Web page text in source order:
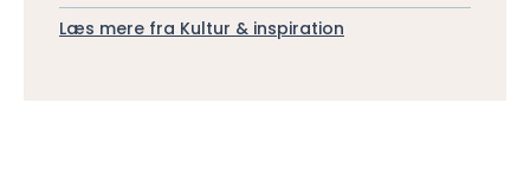
Læs mere fra Kultur & inspiration